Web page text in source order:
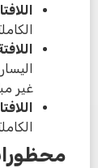
اللافتات
اللافتة
غير
اللافتات